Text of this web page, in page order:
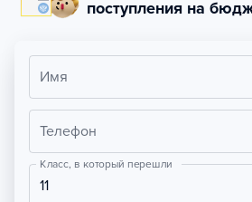
поступления на
Имя
Телефон
Класс, в который перешли
11